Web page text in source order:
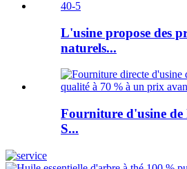
L'usine propose des
naturels...
Fourniture d'usine de
S...